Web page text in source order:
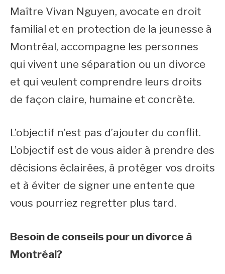
Maître Vivan Nguyen, avocate en droit
familial et en protection de la jeunesse à
Montréal, accompagne les personnes
qui vivent une séparation ou un divorce
et qui veulent comprendre leurs droits
de façon claire, humaine et concrète.
L’objectif n’est pas d’ajouter du conflit.
L’objectif est de vous aider à prendre des
décisions éclairées, à protéger vos droits
et à éviter de signer une entente que
vous pourriez regretter plus tard.
Besoin de conseils pour un divorce à
Montréal?